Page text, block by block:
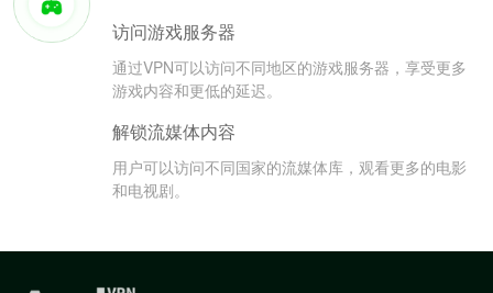
访问游戏服务器
通过VPN可以访问不同地区的游戏服务器，享受更多
游戏内容和更低的延迟。
解锁流媒体内容
用户可以访问不同国家的流媒体库，观看更多的电影
和电视剧。